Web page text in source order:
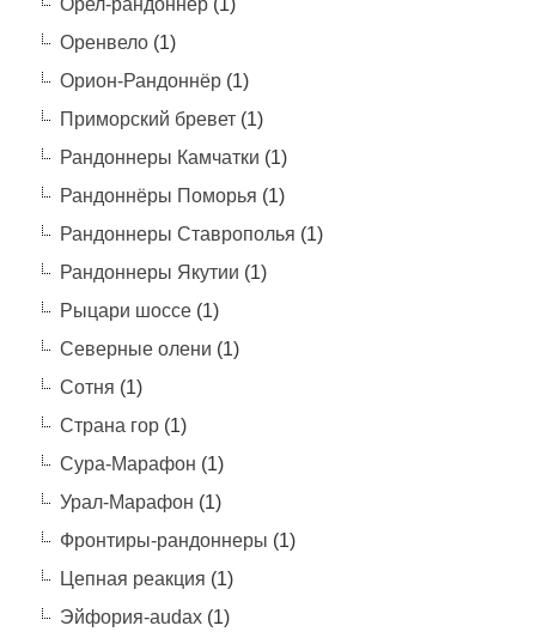
Орел-рандоннер(1)
Оренвело(1)
Орион-Рандоннёр(1)
Приморский бревет(1)
Рандоннеры Камчатки (1)
Рандоннёры Поморья (1)
Рандоннеры Ставрополья (1)
Рандоннеры Якутии (1)
Рыцари шоссе(1)
Северные олени (1)
Сотня (1)
Страна гор(1)
Сура-Марафон (1)
Урал-Марафон (1)
Фронтиры-рандоннеры (1)
Цепная реакция (1)
Эйфория-audax(1)